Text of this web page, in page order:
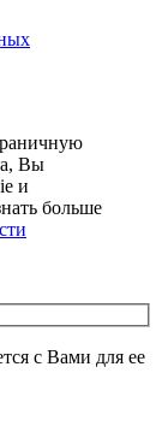
Вы
и
больше
с Вами для ее